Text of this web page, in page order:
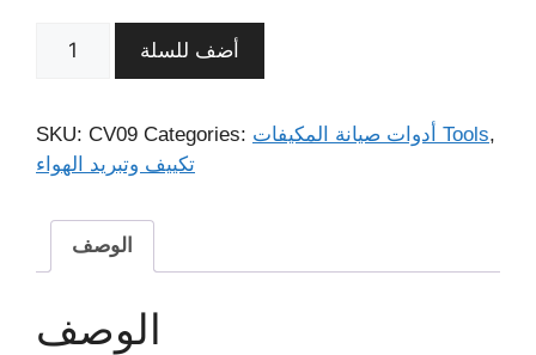
أضف للسلة
SKU: CV09 Categories: أدوات صيانة المكيفات Tools,
تكييف وتبريد الهواء
الوصف
الوصف